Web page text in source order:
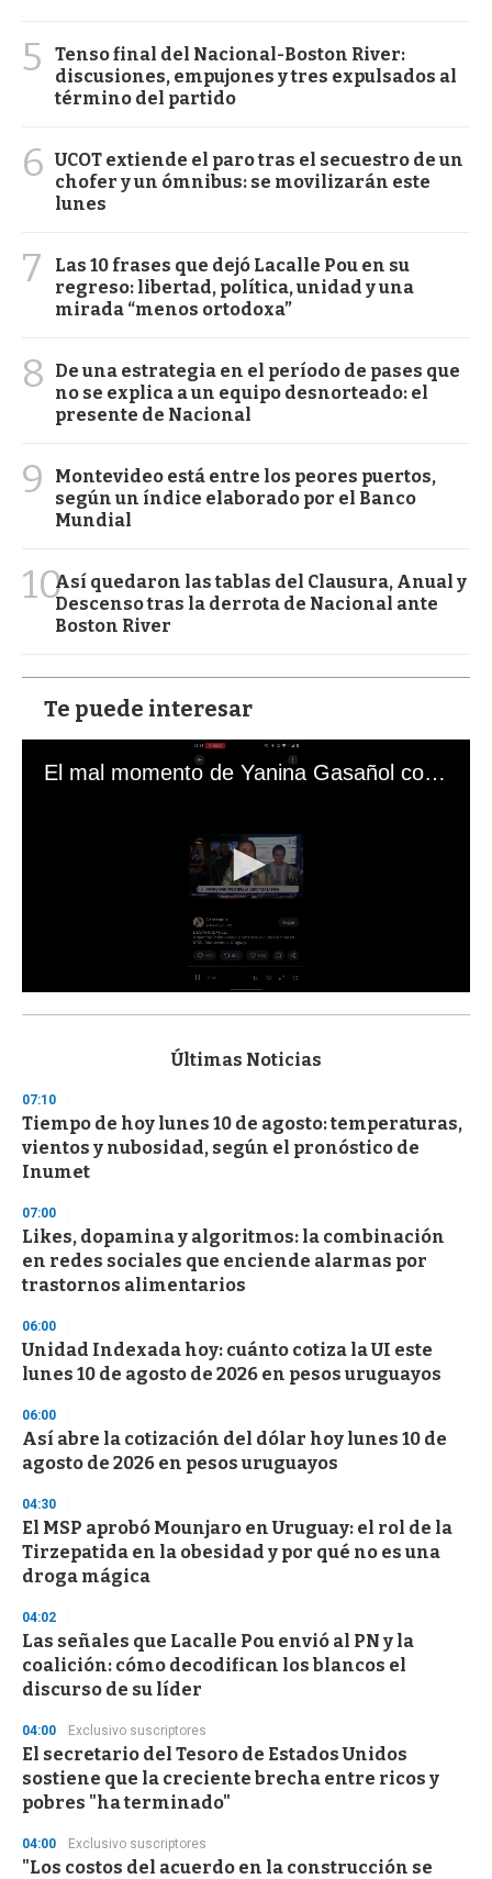
5
Tenso final del Nacional-Boston River:
discusiones, empujones y tres expulsados al
término del partido
6 UCOT extiende el paro tras el secuestro de un
chofer y un ómnibus: se movilizarán este
lunes
7
Las 10 frases que dejó Lacalle Pou en su
regreso: libertad, política, unidad y una
mirada “menos ortodoxa”
8
De una estrategia en el período de pases que
no se explica a un equipo desnorteado: el
presente de Nacional
9
Montevideo está entre los peores puertos,
según un índice elaborado por el Banco
Mundial
10Así quedaron las tablas del Clausura, Anual y
Descenso tras la derrota de Nacional ante
Boston River
Te puede interesar
El mal momento de Yanina Gasañol con un hincha argentino en "Subrayado"
s
d
s
o
f
3
s
e
c
o
n
Últimas Noticias
07:10
Tiempo de hoy lunes 10 de agosto: temperaturas,
vientos y nubosidad, según el pronóstico de
Inumet
07:00
Likes, dopamina y algoritmos: la combinación
en redes sociales que enciende alarmas por
trastornos alimentarios
06:00
Unidad Indexada hoy: cuánto cotiza la UI este
lunes 10 de agosto de 2026 en pesos uruguayos
06:00
Así abre la cotización del dólar hoy lunes 10 de
agosto de 2026 en pesos uruguayos
04:30
El MSP aprobó Mounjaro en Uruguay: el rol de la
Tirzepatida en la obesidad y por qué no es una
droga mágica
04:02
Las señales que Lacalle Pou envió al PN y la
coalición: cómo decodifican los blancos el
discurso de su líder
04:00 Exclusivo suscriptores
El secretario del Tesoro de Estados Unidos
sostiene que la creciente brecha entre ricos y
pobres "ha terminado"
04:00 Exclusivo suscriptores
"Los costos del acuerdo en la construcción se